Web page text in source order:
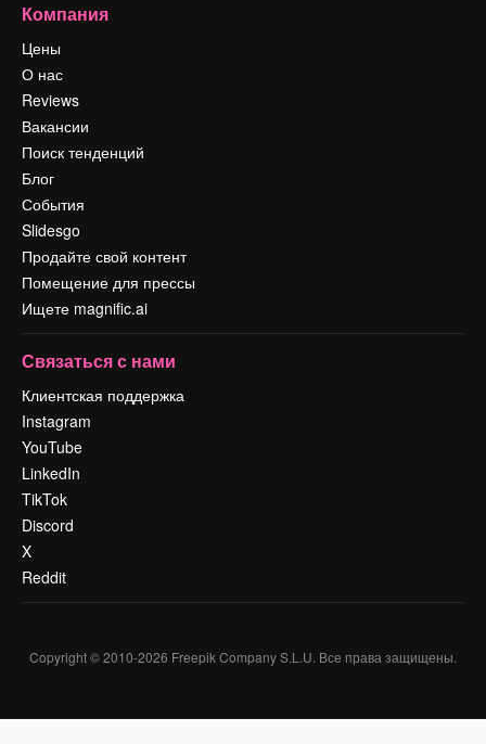
Компания
Цены
О нас
Reviews
Вакансии
Поиск тенденций
Блог
События
Slidesgo
Продайте свой контент
Помещение для прессы
Ищете magnific.ai
Связаться с нами
Клиентская поддержка
Instagram
YouTube
LinkedIn
TikTok
Discord
X
Reddit
Copyright © 2010-2026 Freepik Company S.L.U. Все права защищены.